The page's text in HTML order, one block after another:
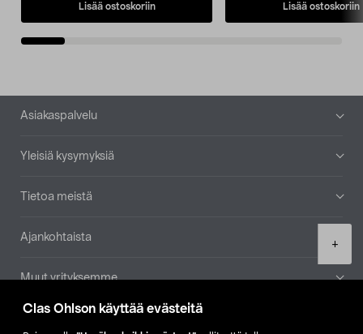
Clas Ohlson käyttää evästeitä
+
Lisää ostoskoriin Lisää ostoskoriin
Alatunniste
Asiakaspalvelu
Yleisiä kysymyksiä
Tietoa meistä
Ajankohtaista
Muut yrityksemme
Etsi myymälä